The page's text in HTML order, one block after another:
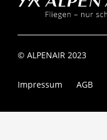
© ALPENAIR 2023
Impressum AGB